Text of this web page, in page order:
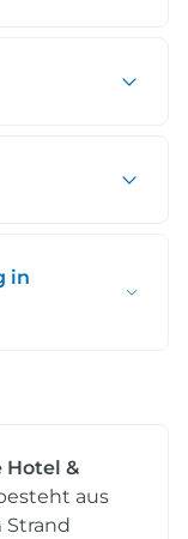
in
Hotel &
aus
Strand